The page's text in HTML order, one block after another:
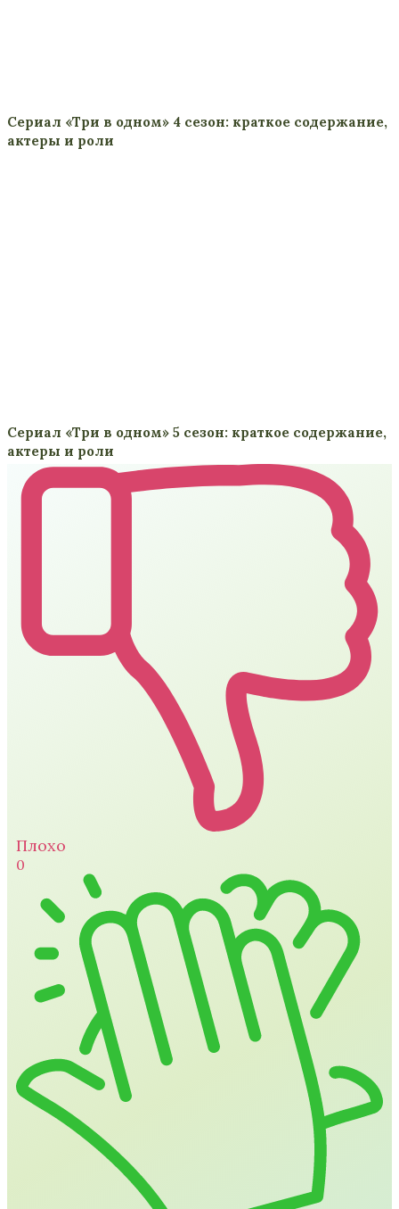
Сериал «Три в одном» 4 сезон: краткое содержание,
актеры и роли
Сериал «Три в одном» 5 сезон: краткое содержание,
актеры и роли
Плохо
0